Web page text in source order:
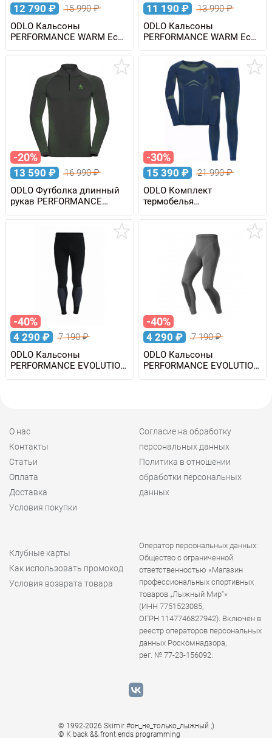
12 790 ₽ 15 990₽
ODLO Кальсоны
PERFORMANCE WARM Eco
мужские
11 190 ₽ 13 990₽
ODLO Кальсоны
PERFORMANCE WARM Eco
3/4 мужские
-20%
13 590 ₽ 16 990₽
ODLO Футболка длинный
рукав PERFORMANCE
WARM Eco 1/2 Zip мужская
-30%
15 390 ₽ 21 990₽
ODLO Комплект
термобелья
FUNDAMENTALS
PERFORMANCE WARM
-40%
4 290 ₽ 7 190₽
ODLO Кальсоны
PERFORMANCE EVOLUTION
WARM мужские
-40%
4 290 ₽ 7 190₽
ODLO Кальсоны
PERFORMANCE EVOLUTION
WARM мужские
О нас
Контакты
Статьи
Оплата
Доставка
Условия покупки
Согласие на обработку
персональных данных
Политика в отношении
обработки персональных
данных
Клубные карты
Как использовать промокод
Условия возврата товара
Оператор персональных данных:
Общество с ограниченной
ответственностью «Магазин
профессиональных спортивных
товаров „Лыжный Мир“»
(ИНН 7751523085,
ОГРН 1147746827942). Включён в
реестр операторов персональных
данных Роскомнадзора,
рег. № 77-23-156092.
© 1992-2026 Skimir #он_не_только_лыжный ;)
© K back && front ends programming